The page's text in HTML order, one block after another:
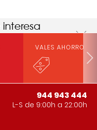
VALES AHORRO
944 943 444
L-S de 9:00h a 22:00h